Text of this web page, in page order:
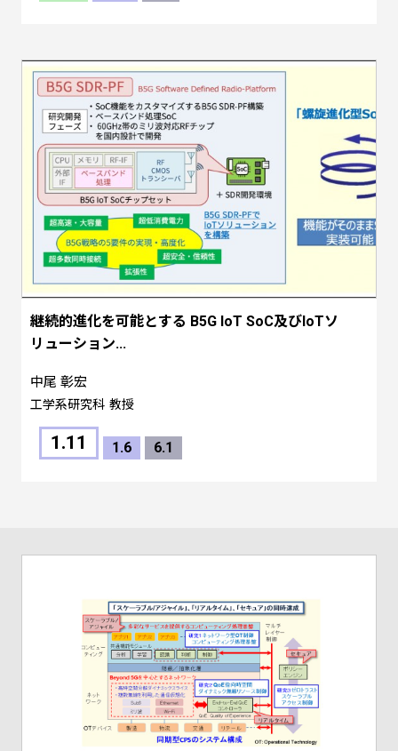
継続的進化を可能とする B5G IoT SoC及びIoTソ
リューション...
中尾 彰宏
工学系研究科 教授
1.11 1.6 6.1